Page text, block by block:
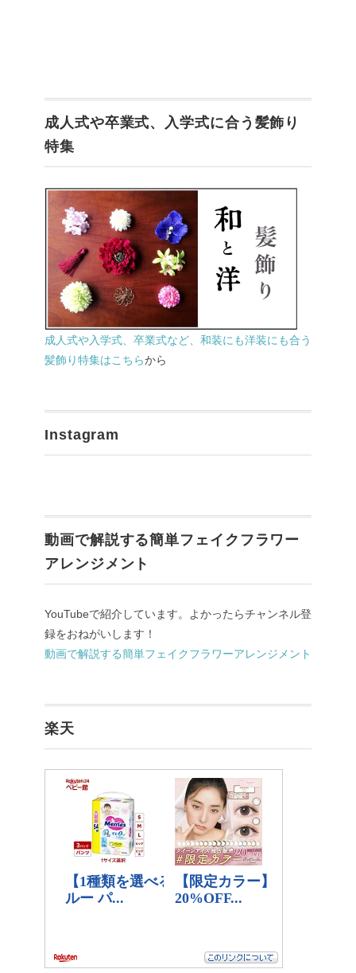
成人式や卒業式、入学式に合う髪飾り
特集
成人式や入学式、卒業式など、和装にも洋装にも合う
髪飾り特集はこちらから
Instagram
動画で解説する簡単フェイクフラワー
アレンジメント
YouTubeで紹介しています。よかったらチャンネル登
録をおねがいします！
動画で解説する簡単フェイクフラワーアレンジメント
楽天